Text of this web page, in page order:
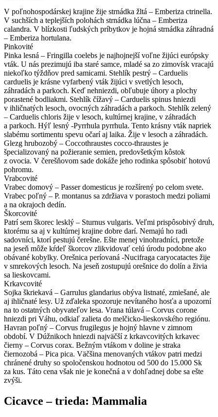
V poľnohospodárskej krajine žije strnádka žltá – Emberiza ctrinella.
V suchších a teplejších polohách strnádka lúčna – Emberiza
calandra. V blízkosti ľudských príbytkov je hojná strnádka záhradná
– Emberiza hortulana.
Pinkovité
Pinka lesná – Fringilla coelebs je najhojnejší voľne žijúci európsky
vták. U nás prezimujú iba staré samce, mladé sa zo zimovísk vracajú
niekoľko týždňov pred samicami. Stehlík pestrý – Carduelis
carduelis je krásne vyfarbený vták žijúci v svetlých lesoch,
záhradách a parkoch. Keď nehniezdi, obľubuje úhory a plochy
porastené bodliakmi. Stehlík čížavý – Carduelis spinus hniezdi
v ihličnatých lesoch, ovocných záhradách a parkoch. Stehlík zelený
– Carduelis chloris žije v lesoch, kultúrnej krajine, v záhradách
a parkoch. Hýľ lesný -Pyrrhula pyrrhula. Tento krásny vták napriek
slabému sortimentu spevu očarí aj laika. Žije v lesoch a záhradách.
Glezg hrubozobý – Coccothraustes cocco-thraustes je
špecializovaný na požieranie semien, predovšetkým kôstok
z ovocia. V čerešňovom sade dokáže jeho rodinka spôsobiť hotovú
pohromu.
Vrabcovité
Vrabec domový – Passer domesticus je rozšírený po celom svete.
Vrabec poľný – P. montanus sa zdržiava v porastoch medzi poliami
a na okrajoch dedín.
Škorcovité
Patrí sem škorec lesklý – Sturnus vulgaris. Veľmi prispôsobivý druh,
ktorému sa aj v kultúrnej krajine dobre darí. Nemajú ho radi
sadovníci, ktorí pestujú čerešne. Ešte menej vinohradníci, pretože
na jeseň môže kŕdeľ škorcov zlikvidovať celú úrodu podobne ako
obávané kobylky. Orešnica períovaná -Nucifraga caryocatactes žije
v smrekových lesoch. Na jeseň zostupujú orešnice do dolín a živia
sa lieskovcami.
Krkavcovité
Sojka škriekavá – Garrulus glandarius obýva listnaté, zmiešané, ale
aj ihličnaté lesy. Už zďaleka spozoruje nevítaného hosťa a upozorní
na to ostatných obyvateľov lesa. Vrana túlavá – Corvus corone
hniezdi pri Váhu, odkiaľ zalieta do melčicko-lieskovského regiónu.
Havran poľný – Corvus frugilegus je hojný hlavne v zimnom
období. V Dúžnikoch hniezdi najväčší z krkavcovitých krkavec
čierny – Corvus corax. Bežným vtákom v doline je straka
čiernozobá – Pica pica. Väčšina menovaných vtákov patri medzi
chránené druhy so spoločenskou hodnotou od 500 do 15.000 Sk
za kus. Táto cena však nie je konečná a v dohľadnej dobe sa ešte
zvýši.
Cicavce – trieda: Mammalia